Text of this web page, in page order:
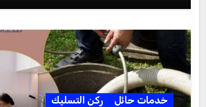
خدمات حائل ركن التسليك